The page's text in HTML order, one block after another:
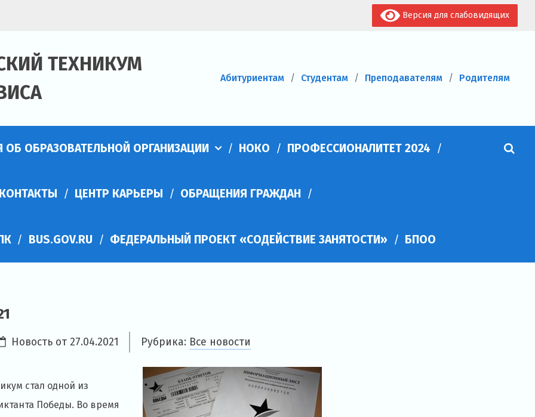
Версия для слабовидящих
ТЕХНИКУМ
Абитуриентам Студентам Преподавателям Родителям
ОБ ОБРАЗОВАТЕЛЬНОЙ ОРГАНИЗАЦИИ НОКО ПРОФЕССИОНАЛИТЕТ 2024
КОНТАКТЫ ЦЕНТР КАРЬЕРЫ ОБРАЩЕНИЯ ГРАЖДАН
BUS.GOV.RU ФЕДЕРАЛЬНЫЙ ПРОЕКТ «СОДЕЙСТВИЕ ЗАНЯТОСТИ» БПОО
Новость от 27.04.2021 Рубрика: Все новости
стал одной из
Победы. Во время